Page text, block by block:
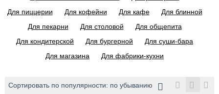
Для пиццерии
Для кофейни Для кафе
Для блинной
Для пекарни
Для столовой
Для общепита
Для кондитерской
Для бургерной
Для суши-бара
Для магазина
Для фабрики-кухни
Сортировать по популярности: по убыванию